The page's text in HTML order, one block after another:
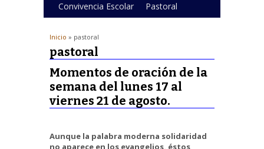
Convivencia Escolar Pastoral
Inicio » pastoral
pastoral
Momentos de oración de la
semana del lunes 17 al
viernes 21 de agosto.
Aunque la palabra moderna solidaridad
no aparece en los evangelios, éstos